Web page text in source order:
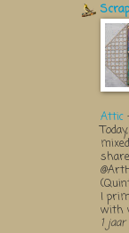
Attic
I
with
1